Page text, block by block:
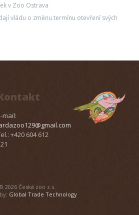
v Zoo Ostrava
vládu o změnu termínu otevření svých
mail:
+420 604 612
2026 Česká zoo z.s.
Global Trade Technology